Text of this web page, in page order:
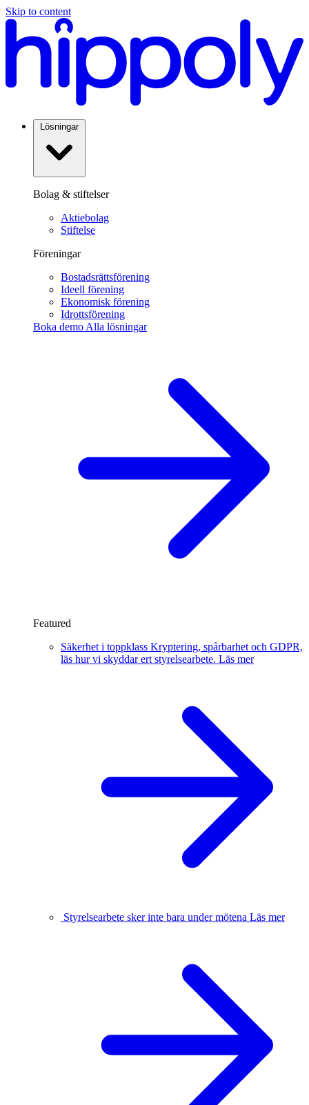
Skip to content
Lösningar
Bolag & stiftelser
Aktiebolag
Stiftelse
Föreningar
Bostadsrättsförening
Ideell förening
Ekonomisk förening
Idrottsförening
Boka demo Alla lösningar
Featured
Säkerhet i toppklass Kryptering, spårbarhet och GDPR,
läs hur vi skyddar ert styrelsearbete. Läs mer
Styrelsearbete sker inte bara under mötena Läs mer